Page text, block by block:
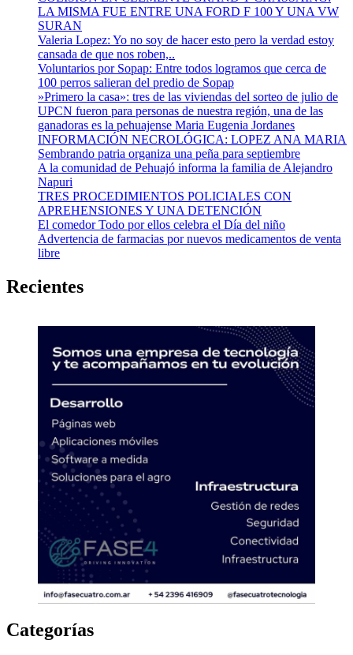
LA MISMA FUE ENTRE UNA FORD F 100 Y UNA VW
SURAN
Valeria Lopez: Yo no soy de hacer esto pero la verdad estoy
cansada de que nos roben,..
Voluntarios por Sopap: Entre todos logramos que cerca de
100 perros salieran del predio de Sopap
»Primero la casa»: tres de las viviendas del sorteo de julio de
UPCN fueron para personas de nuestra región, una de las
ganadoras es la pehuajense Maria Eugenia Jordanes
INFORMACIÓN NECROLÓGICA: LOPEZ ANA MARIA
Sembrando patria organiza una peña para septiembre
A la comunidad de Pehuajó informa la familia de Alejandro
Napuri
TRES PROCEDIMIENTOS POLICIALES CON
APREHENSIONES Y UNA DETENCIÓN
El comedor Todo por ellos celebra el Día del niño
Advertencia de farmacias por nuevos medicamentos de venta
libre
Recientes
Categorías